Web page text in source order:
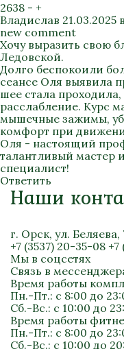
2638 - +
Владислав 21.03.2025
new comment
Хочу выразить свою
Ледовской.
Долго беспокоили
сеансе Оля выявила
шее стала проходила,
расслабление. Курс
мышечные зажимы,
комфорт при
Оля - настоящий
талантливый мастер
специалист!
Ответить
Наши
г. Орск, ул. Беляева,
+7 (3537) 20-35-08 +7
Мы в соцсетях
Связь в
Время работы
Пн.-Пт.: с 8:00 до
Сб.-Вс.: с 10:00 до
Время работы
Пн.-Пт.: с 8:00 до
Сб.-Вс.: с 10:00 до